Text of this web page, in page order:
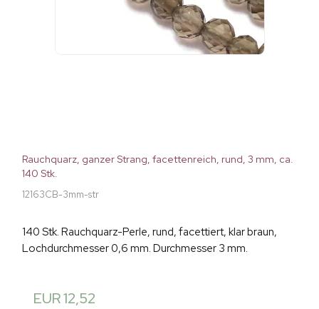
Rauchquarz, ganzer Strang, facettenreich, rund, 3 mm, ca.
140 Stk.
12163CB-3mm-str
140 Stk. Rauchquarz-Perle, rund, facettiert, klar braun,
Lochdurchmesser 0,6 mm. Durchmesser 3 mm.
EUR 12,52